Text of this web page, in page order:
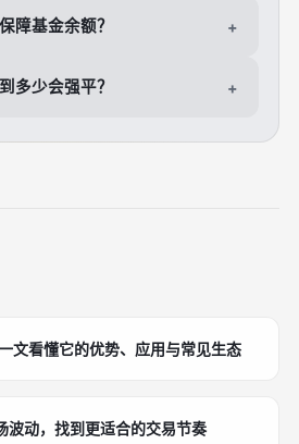
障基金余额？ +
多少会强平？ +
文看懂它的优势、应用与常见生态
波动，找到更适合的交易节奏